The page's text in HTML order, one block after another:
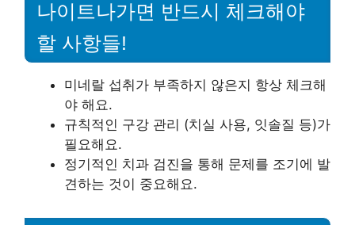
나이트나가면 반드시 체크해야
할 사항들!
미네랄 섭취가 부족하지 않은지 항상 체크해
야 해요.
규칙적인 구강 관리 (치실 사용, 잇솔질 등)가
필요해요.
정기적인 치과 검진을 통해 문제를 조기에 발
견하는 것이 중요해요.